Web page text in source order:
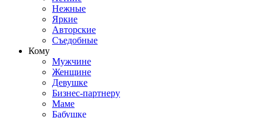
Нежные
Яркие
Авторские
Съедобные
Кому
Мужчине
Женщине
Девушке
Бизнес-партнеру
Маме
Бабушке